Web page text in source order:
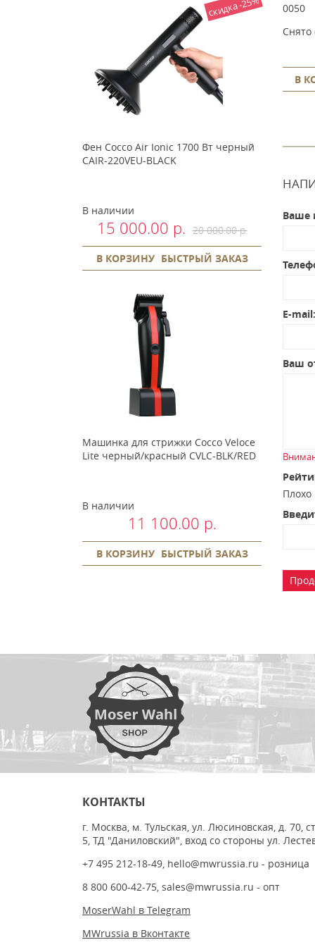
скидка -25%
Фен Cocco Air Ionic 1700 Вт черный
CAIR-220VEU-BLACK
В наличии
15 000.00 р. 20 000.00 р.
В КОРЗИНУ БЫСТРЫЙ ЗАКАЗ
Машинка для стрижки Cocco Veloce
Lite черный/красный CVLC-BLK/RED
В наличии
11 100.00 р.
В КОРЗИНУ БЫСТРЫЙ ЗАКАЗ
Снято с производства
0.00 р.
В КОРЗИНУ БЫСТРЫЙ ЗАКАЗ
0050
Снято
В
Ваше
E-mail:
Ваш
Плохо
КОНТАКТЫ
г. Москва, м. Тульская, ул. Люсиновская, д. 70,
5, ТД "Даниловский", вход со стороны ул.
+7 495 212-18-49, hello@mwrussia.ru - розница
8 800 600-42-75, sales@mwrussia.ru - опт
MoserWahl в Telegram
MWrussia в Вконтакте